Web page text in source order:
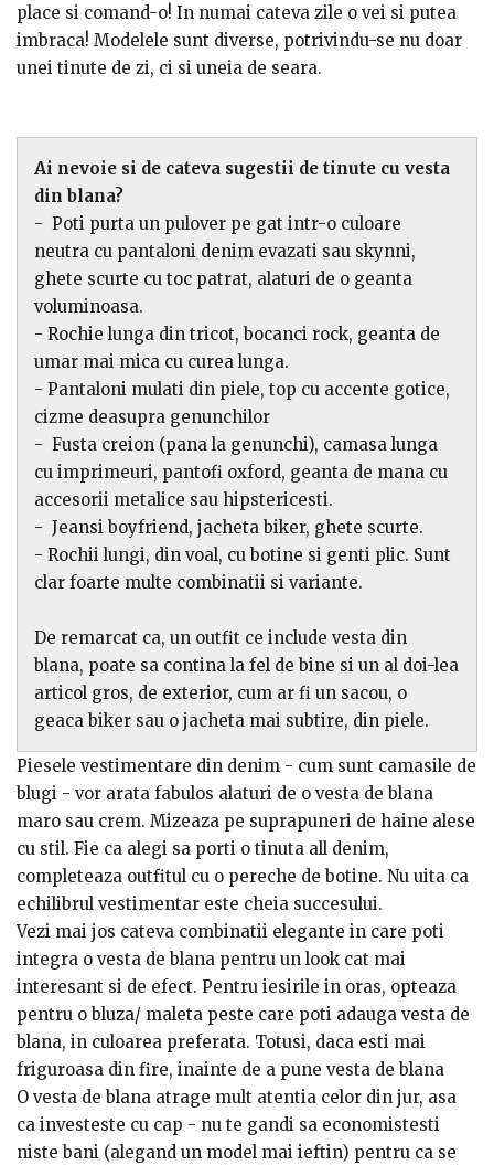
place si comand-o! In numai cateva zile o vei si putea
imbraca! Modelele sunt diverse, potrivindu-se nu doar
unei tinute de zi, ci si uneia de seara.
Ai nevoie si de cateva sugestii de tinute cu vesta
din blana?
- Poti purta un pulover pe gat intr-o culoare
neutra cu pantaloni denim evazati sau skynni,
ghete scurte cu toc patrat, alaturi de o geanta
voluminoasa.
- Rochie lunga din tricot, bocanci rock, geanta de
umar mai mica cu curea lunga.
- Pantaloni mulati din piele, top cu accente gotice,
cizme deasupra genunchilor
- Fusta creion (pana la genunchi), camasa lunga
cu imprimeuri, pantofi oxford, geanta de mana cu
accesorii metalice sau hipstericesti.
- Jeansi boyfriend, jacheta biker, ghete scurte.
- Rochii lungi, din voal, cu botine si genti plic. Sunt
clar foarte multe combinatii si variante.
De remarcat ca, un outfit ce include vesta din
blana, poate sa contina la fel de bine si un al doi-lea
articol gros, de exterior, cum ar fi un sacou, o
geaca biker sau o jacheta mai subtire, din piele.
Piesele vestimentare din denim - cum sunt camasile de
blugi - vor arata fabulos alaturi de o vesta de blana
maro sau crem. Mizeaza pe suprapuneri de haine alese
cu stil. Fie ca alegi sa porti o tinuta all denim,
completeaza outfitul cu o pereche de botine. Nu uita ca
echilibrul vestimentar este cheia succesului.
Vezi mai jos cateva combinatii elegante in care poti
integra o vesta de blana pentru un look cat mai
interesant si de efect. Pentru iesirile in oras, opteaza
pentru o bluza/ maleta peste care poti adauga vesta de
blana, in culoarea preferata. Totusi, daca esti mai
friguroasa din fire, inainte de a pune vesta de blana
poti purta si un sacou pe dedesubt, efectul de layering
fiind unul destul de ok.
O vesta de blana atrage mult atentia celor din jur, asa
ca investeste cu cap - nu te gandi sa economistesti
niste bani (alegand un model mai ieftin) pentru ca se